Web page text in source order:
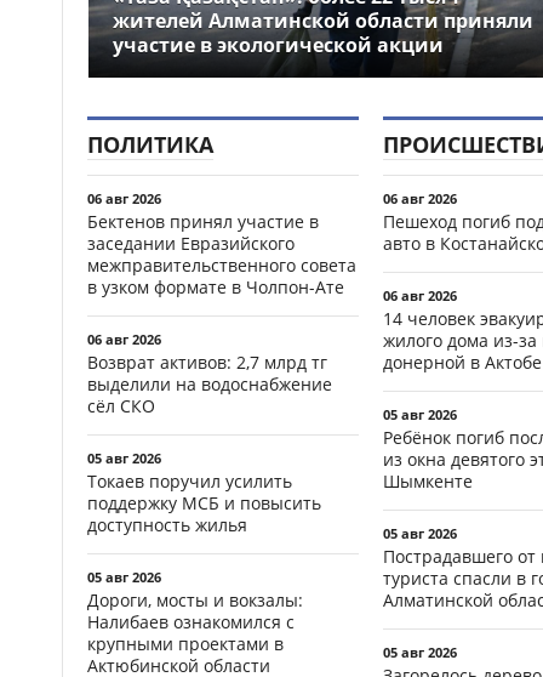
жителей Алматинской области приняли
участие в экологической акции
ПОЛИТИКА
06 авг 2026
Бектенов принял участие в
заседании Евразийского
межправительственного совета
в узком формате в Чолпон-Ате
06 авг 2026
Возврат активов: 2,7 млрд тг
выделили на водоснабжение
сёл СКО
05 авг 2026
Токаев поручил усилить
поддержку МСБ и повысить
доступность жилья
05 авг 2026
Дороги, мосты и вокзалы:
Налибаев ознакомился с
крупными проектами в
Актюбинской области
06 авг 2026
Пешеход погиб
авто в
06 авг 2026
14 человек
жилого дома из-
донерной в Актобе
05 авг 2026
Ребёнок погиб
из окна девятого
Шымкенте
05 авг 2026
Пострадавшего от
туриста спасли в
Алматинской
05 авг 2026